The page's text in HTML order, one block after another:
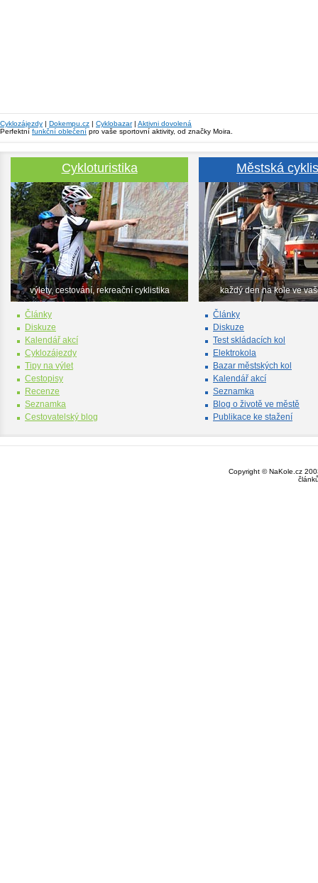
Cyklozájezdy | Dokempu.cz | Cyklobazar| Aktivni dovolená
Perfektní funkční oblečení pro vaše sportovní aktivity, od značky Moira.
Cykloturistika
výlety, cestování, rekreační cyklistika
Články
Diskuze
Kalendář akcí
Cyklozájezdy
Tipy na výlet
Cestopisy
Recenze
Seznamka
Cestovatelský blog
Městská
každý den na kole ve
Články
Diskuze
Test skládacích kol
Elektrokola
Bazar městských kol
Kalendář akcí
Seznamka
Blog o životě ve městě
Publikace ke stažení
Copyright © NaKole.cz